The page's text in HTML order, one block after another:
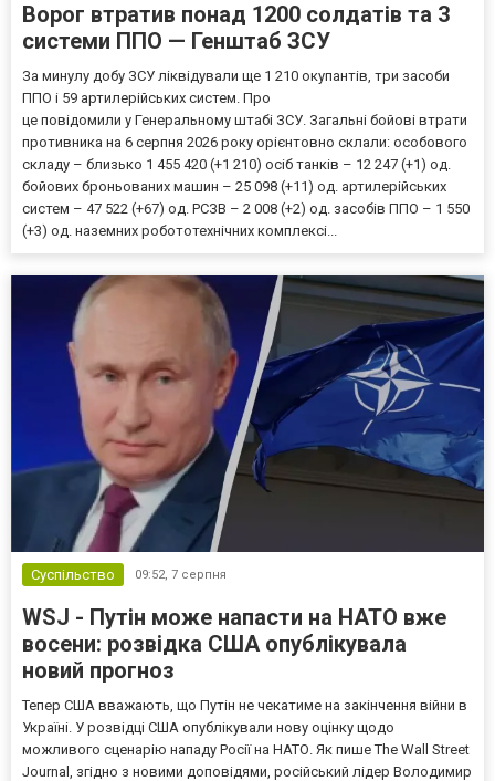
Ворог втратив понад 1200 солдатів та 3
системи ППО — Генштаб ЗСУ
За минулу добу ЗСУ ліквідували ще 1 210 окупантів, три засоби
ППО і 59 артилерійських систем. Про
це повідомили у Генеральному штабі ЗСУ. Загальні бойові втрати
противника на 6 серпня 2026 року орієнтовно склали: особового
складу – близько 1 455 420 (+1 210) осіб танків – 12 247 (+1) од.
бойових броньованих машин – 25 098 (+11) од. артилерійських
систем – 47 522 (+67) од. РСЗВ – 2 008 (+2) од. засобів ППО – 1 550
(+3) од. наземних робототехнічних комплексі...
Суспільство 09:52, 7 серпня
WSJ - Путін може напасти на НАТО вже
восени: розвідка США опублікувала
новий прогноз
Тепер США вважають, що Путін не чекатиме на закінчення війни в
Україні. У розвідці США опублікували нову оцінку щодо
можливого сценарію нападу Росії на НАТО. Як пише The Wall Street
Journal, згідно з новими доповідями, російський лідер Володимир